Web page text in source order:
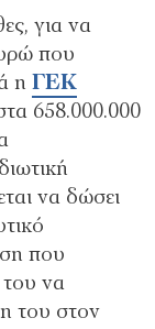
για να
που
η ΓΕΚ
658.000.000
να δώσει
που
του να
του στον